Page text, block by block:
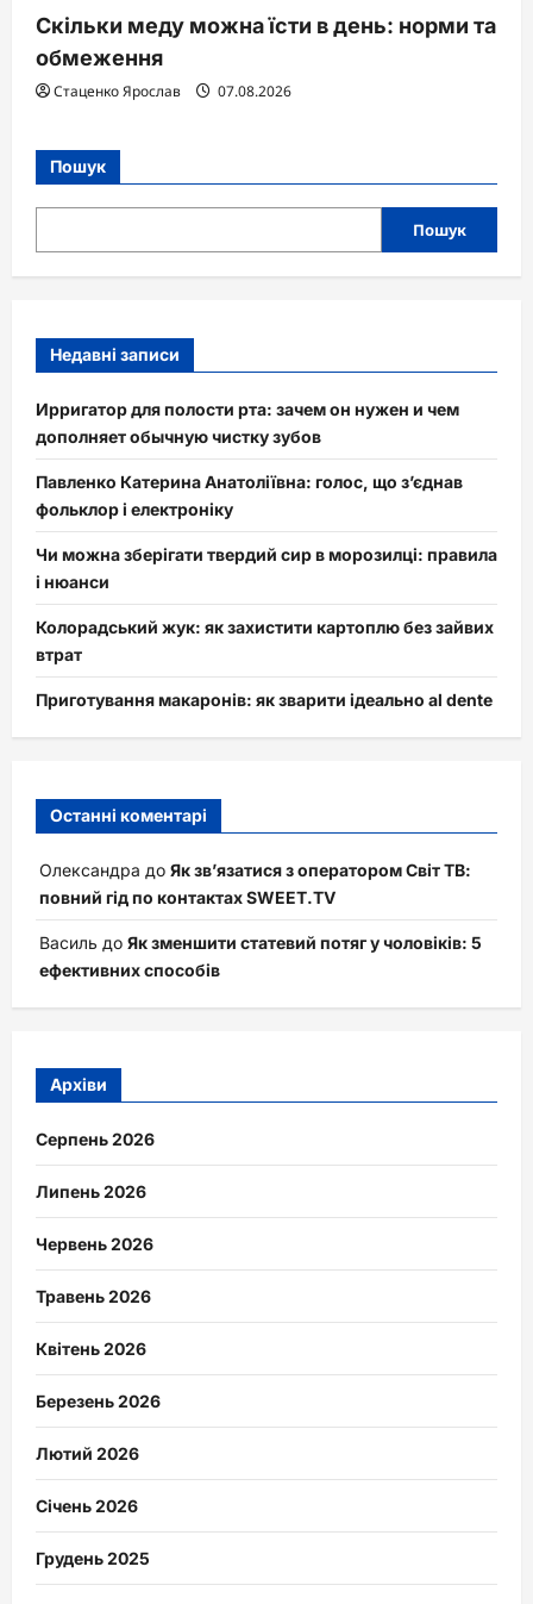
Скільки меду можна їсти в день: норми та
обмеження
Стаценко Ярослав 07.08.2026
Пошук
Пошук
Недавні записи
Ирригатор для полости рта: зачем он нужен и чем
дополняет обычную чистку зубов
Павленко Катерина Анатоліївна: голос, що з’єднав
фольклор і електроніку
Чи можна зберігати твердий сир в морозилці: правила
і нюанси
Колорадський жук: як захистити картоплю без зайвих
втрат
Приготування макаронів: як зварити ідеально al dente
Останні коментарі
Олександра до Як зв’язатися з оператором Світ ТВ:
повний гід по контактах SWEET.TV
Василь до Як зменшити статевий потяг у чоловіків: 5
ефективних способів
Архіви
Серпень 2026
Липень 2026
Червень 2026
Травень 2026
Квітень 2026
Березень 2026
Лютий 2026
Січень 2026
Грудень 2025